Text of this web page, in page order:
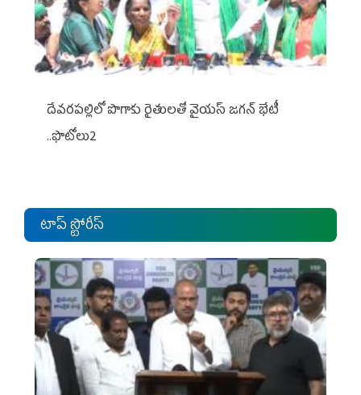
దేవరపల్లిలో పొగాకు రైతులతో వైయస్ జగన్ భేటీ
..ఫొటోలు2
టాప్ స్టోరీస్